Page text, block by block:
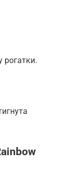
рогатки.